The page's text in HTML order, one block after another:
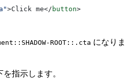
>Click me</ button>
ROOT::.cta になりま
を指示します。